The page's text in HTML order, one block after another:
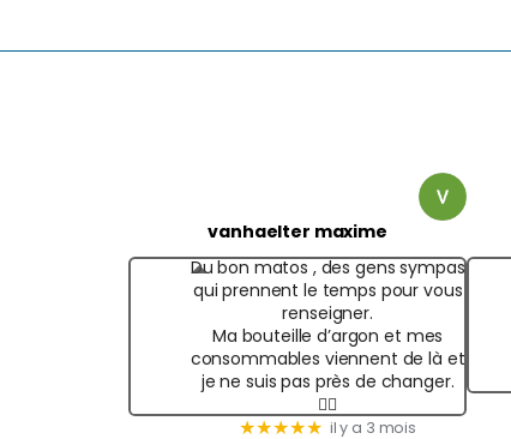
vanhaelter maxime
Du bon matos , des gens sympas
qui prennent le temps pour vous
renseigner.
Ma bouteille d’argon et mes
consommables viennent de là et
je ne suis pas près de changer.
✌🏻
★★★★★ il y a 3 mois